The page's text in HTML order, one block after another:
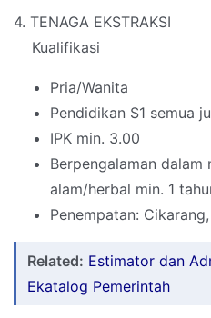
4. TENAGA EKSTRAKSI
Kualifikasi
Pria/Wanita
Pendidikan S1 semua
IPK min. 3.00
Berpengalaman dalam
alam/herbal min. 1
Penempatan:
Related: Estimator dan
Ekatalog Pemerintah